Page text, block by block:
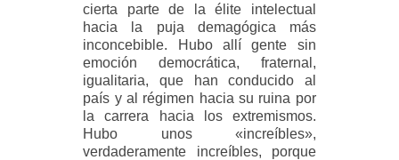
cierta parte de la élite intelectual
hacia la puja demagógica más
inconcebible. Hubo allí gente sin
emoción democrática, fraternal,
igualitaria, que han conducido al
país y al régimen hacia su ruina por
la carrera hacia los extremismos.
Hubo unos «increíbles»,
verdaderamente increíbles, porque